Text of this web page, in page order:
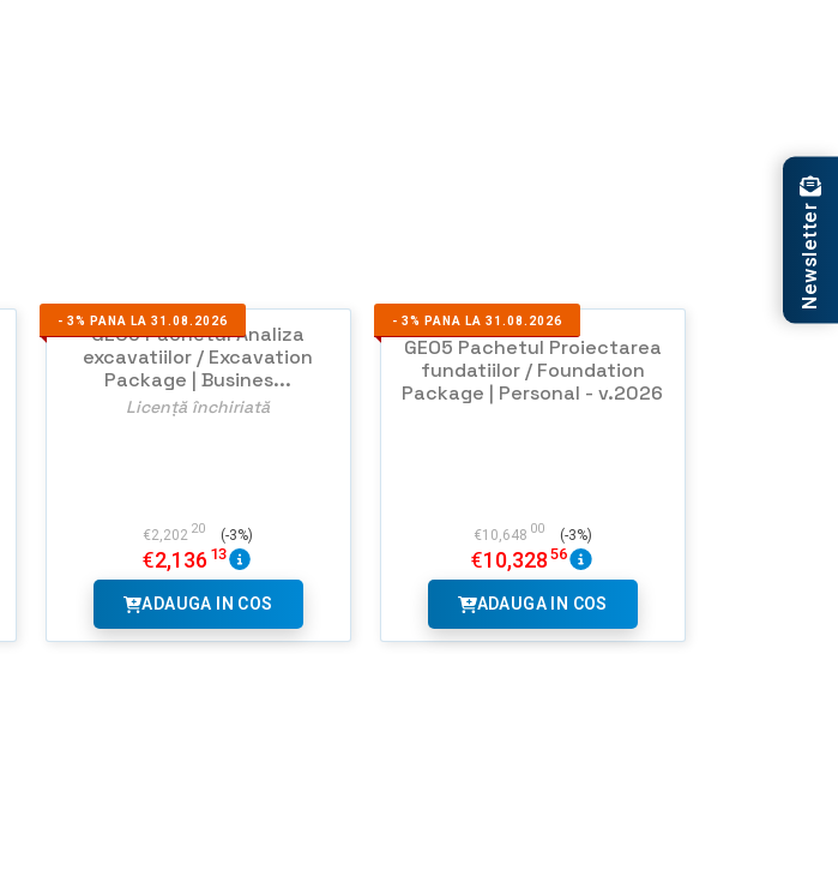
- 3% PANA LA 31.08.2026
GEO5 Pachetul Analiza
excavatiilor / Excavation
Package | Busines...
Licență închiriată
€2,202 20 (-3%)
€2,136 13
ADAUGA IN COS
- 3% PANA LA 31.08.2026
GEO5 Pachetul Proiectarea
fundatiilor / Foundation
Package | Personal - v.2026
€10,648 00 (-3%)
€10,328 56
ADAUGA IN COS
Newsletter